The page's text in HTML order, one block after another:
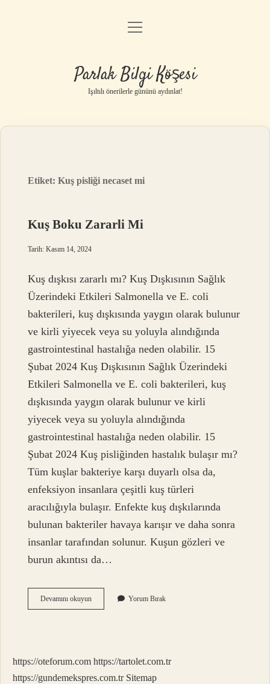
Anasayfa
Yasal Uyarı
menüyü
Parlak Bilgi Köşesi
Işıltılı önerilerle gününü aydınlat!
Etiket:Kuş pisliği necaset mi
Kuş Boku Zararli Mi
Tarih: Kasım 14, 2024
Kuş dışkısı zararlı mı? Kuş Dışkısının Sağlık
Üzerindeki Etkileri Salmonella ve E. coli
bakterileri, kuş dışkısında yaygın olarak bulunur
ve kirli yiyecek veya su yoluyla alındığında
gastrointestinal hastalığa neden olabilir. 15
Şubat 2024 Kuş Dışkısının Sağlık Üzerindeki
Etkileri Salmonella ve E. coli bakterileri, kuş
dışkısında yaygın olarak bulunur ve kirli
yiyecek veya su yoluyla alındığında
gastrointestinal hastalığa neden olabilir. 15
Şubat 2024 Kuş pisliğinden hastalık bulaşır mı?
Tüm kuşlar bakteriye karşı duyarlı olsa da,
enfeksiyon insanlara çeşitli kuş türleri
aracılığıyla bulaşır. Enfekte kuş dışkılarında
bulunan bakteriler havaya karışır ve daha sonra
insanlar tarafından solunur. Kuşun gözleri ve
burun akıntısı da…
Devamını okuyunKuş
Boku
Yorum Bırak
https://oteforum.com https://tartolet.com.tr
https://gundemekspres.com.tr Sitemap